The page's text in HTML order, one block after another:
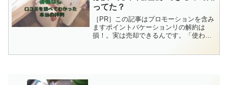
ってた？
［PR］この記事はプロモーションを含み
ますポイントバケーションリの解約は
損！。実は売却できるんです。「使わな